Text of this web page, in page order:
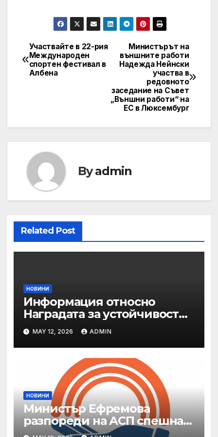
Post
navigation
Министърът на
външните работи
Надежда Нейнски
участва в
редовното
заседание на Съвет
„Външни работи“ на
ЕС в Люксембург
Участвайте в 22-рия
Международен
спортен фестивал в
Албена
Byadmin
Related Post
НОВИНИ
Информация относно
Наградата за устойчивост
на ОАЕ „Зайед“
MAY 12, 2026 ADMIN
НОВИНИ
Министър Ефремова
разпореди на АСП спешна
готовност за оказване на